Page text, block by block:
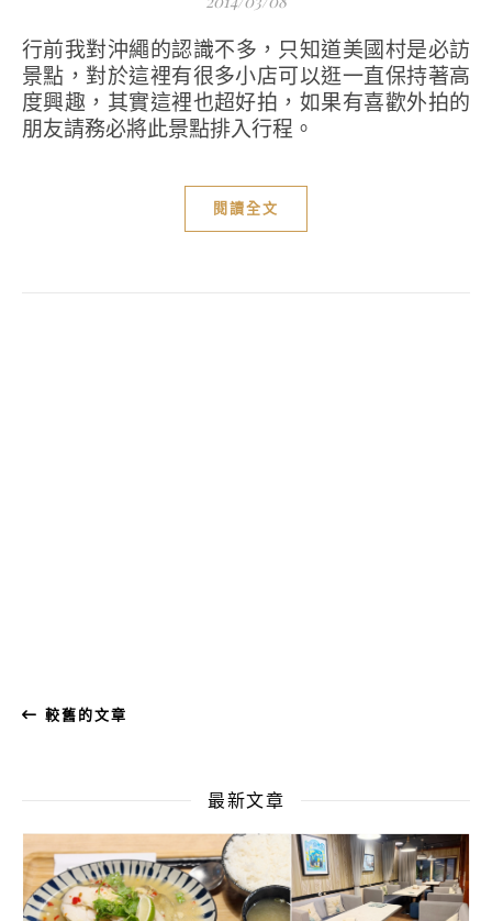
行前我對沖繩的認識不多，只知道美國村是必訪
景點，對於這裡有很多小店可以逛一直保持著高
度興趣，其實這裡也超好拍，如果有喜歡外拍的
朋友請務必將此景點排入行程。
閱讀全文
較舊的文章
最新文章